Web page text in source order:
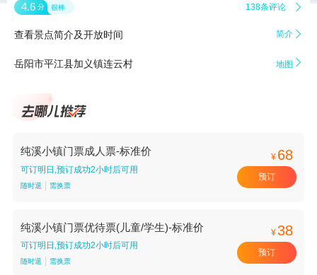
4.6 分 很棒 138条评论 
查看景点简介及开放时间 简介 
岳阳市平江县加义镇连云村 地图 
纯溪小镇门票成人票-标准价
可订明日,预订成功2小时后可用
随时退 需换票
¥ 68
预订
纯溪小镇门票优待票(儿童/学生)-标准价
可订明日,预订成功2小时后可用
随时退 需换票
¥38
预订